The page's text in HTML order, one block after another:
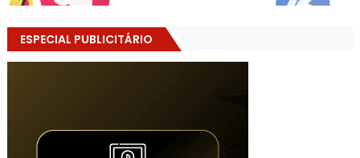
ESPECIAL PUBLICITÁRIO